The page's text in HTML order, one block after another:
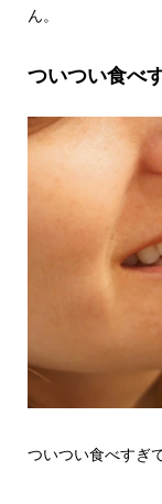
ん。
ついつい食べ
ついつい食べすぎ